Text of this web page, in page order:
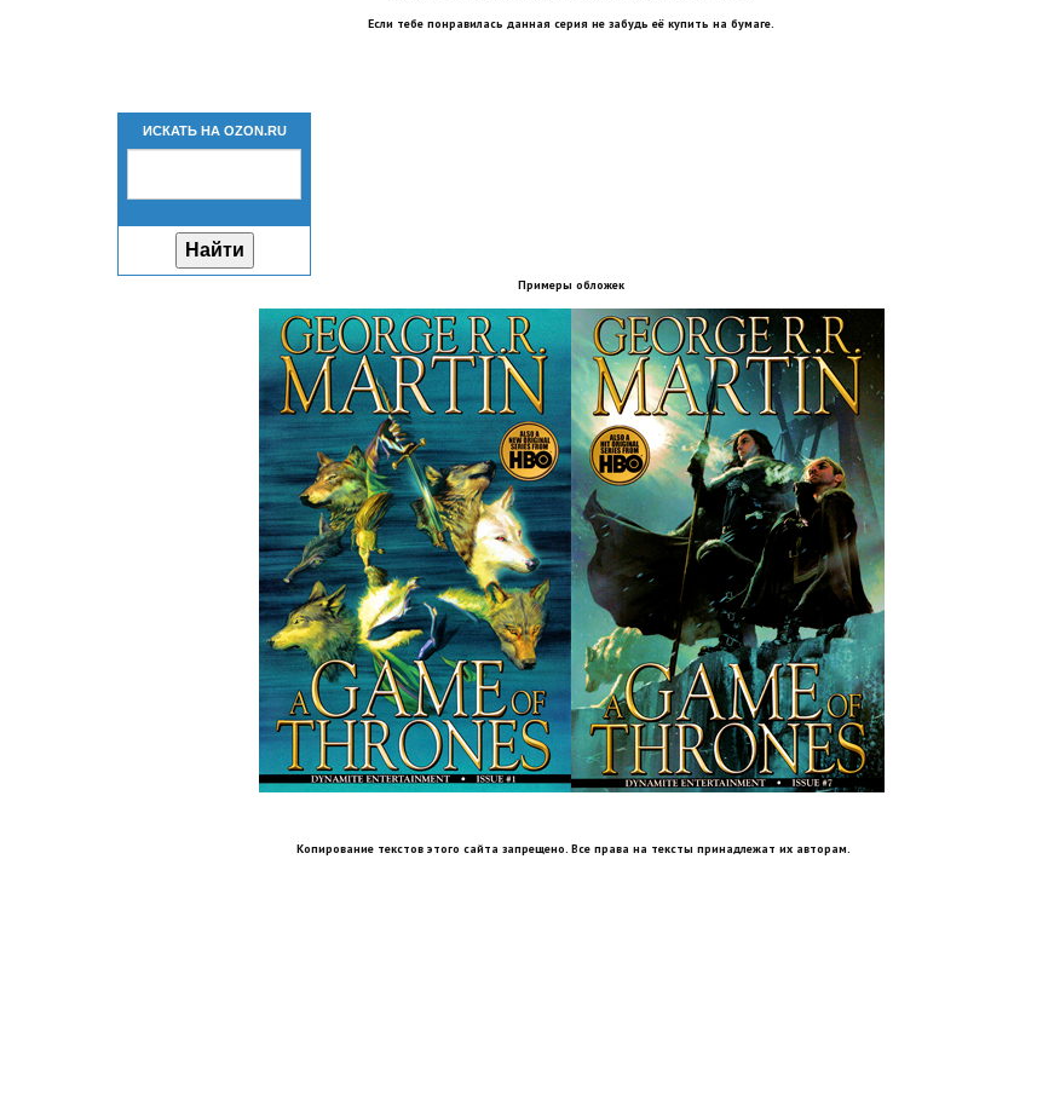
Если тебе понравилась данная серия не забудь её купить на бумаге.
ИСКАТЬ НА OZON.RU
Примеры обложек
Копирование текстов этого сайта запрещено. Все права на тексты принадлежат их авторам.